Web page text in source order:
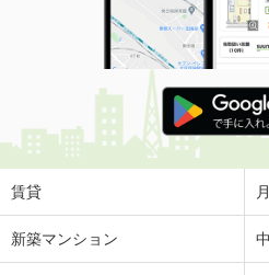
賃貸
新築マンション